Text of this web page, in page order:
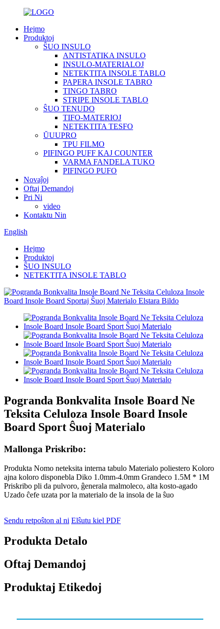
Hejmo
Produktoj
ŜUO INSULO
ANTISTATIKA INSULO
INSULO-MATERIALOJ
NETEKTITA INSOLE TABLO
PAPERA INSOLE TABRO
TINGO TABRO
STRIPE INSOLE TABLO
ŜUO TENUDO
TIFO-MATERIOJ
NETEKTITA TESFO
ŬUUPRO
TPU FILMO
PIFINGO PUFF KAJ COUNTER
VARMA FANDELA TUKO
PIFINGO PUFO
Novaĵoj
Oftaj Demandoj
Pri Ni
video
Kontaktu Nin
English
Hejmo
Produktoj
ŜUO INSULO
NETEKTITA INSOLE TABLO
Pogranda Bonkvalita Insole Board Ne
Teksita Celuloza Insole Board Insole
Board Sport Ŝuoj Materialo
Mallonga Priskribo:
Produkta Nomo neteksita interna tabulo Materialo poliestero Koloro
ajna koloro disponebla Diko 1.0mm-4.0mm Grandeco 1.5M * 1M
Priskribo pli da pulvoro, ĝenerala malmoleco, alta kosto-agado
Uzado ĉefe uzata por la materialo de la insola de la ŝuo
Sendu retpoŝton al ni Elŝutu kiel PDF
Produkta Detalo
Oftaj Demandoj
Produktaj Etikedoj